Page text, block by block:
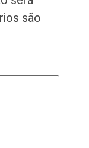
são